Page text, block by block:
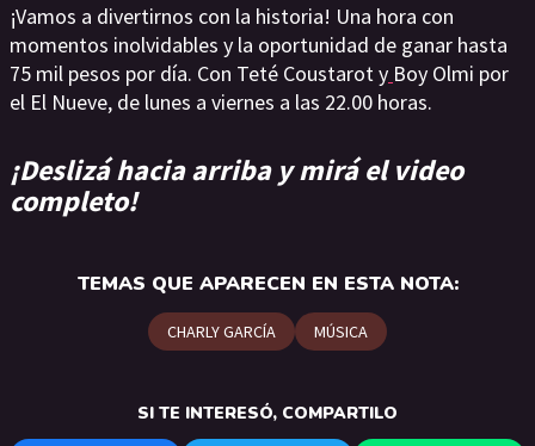
¡Vamos a divertirnos con la historia! Una hora con
momentos inolvidables y la oportunidad de ganar hasta
75 mil pesos por día. Con Teté Coustarot y Boy Olmi por
el El Nueve, de lunes a viernes a las 22.00 horas.
¡Deslizá hacia arriba y mirá el video
completo!
TEMAS QUE APARECEN EN ESTA NOTA:
CHARLY GARCÍA MÚSICA
SI TE INTERESÓ, COMPARTILO